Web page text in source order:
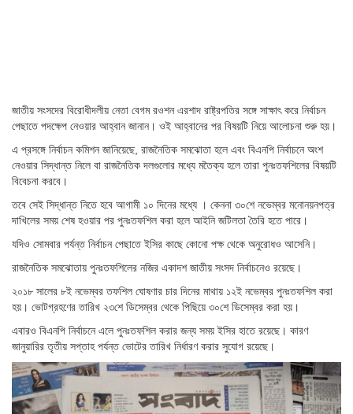
জাতীয় সংসদের বিরোধীদলীয় নেতা বেগম রওশন এরশাদ রাষ্ট্রপতির সঙ্গে সাক্ষাৎ করে নির্বাচন
পেছাতে পদক্ষেপ নেওয়ার আহ্বান জানান। ওই আহ্বানের পর বিষয়টি নিয়ে আলোচনা শুরু হয়।
এ প্রসঙ্গে নির্বাচন কমিশন জানিয়েছে, রাজনৈতিক সমঝোতা হলে এবং বিএনপি নির্বাচনে অংশ
নেওয়ার সিদ্ধান্ত নিলে বা রাজনৈতিক দলগুলোর মধ্যে মতৈক্য হলে তারা পুনঃতফশিলের বিষয়টি
বিবেচনা করবে।
তবে সেই সিদ্ধান্ত নিতে হবে আগামী ১০ দিনের মধ্যে । কেননা ৩০শে নভেম্বর মনোনয়নপত্র
দাখিলের সময় শেষ হওয়ার পর পুনঃতফশিল করা হলে আইনি জটিলতা তৈরি হতে পারে।
যদিও সোমবার পর্যন্ত নির্বাচন পেছাতে ইসির কাছে কোনো পক্ষ থেকে অনুরোধও আসেনি।
রাজনৈতিক সমঝোতায় পুনঃতফশিলের নজির একাদশ জাতীয় সংসদ নির্বাচনেও রয়েছে।
২০১৮ সালের ৮ই নভেম্বর তফশিল ঘোষণার চার দিনের মাথায় ১২ই নভেম্বর পুনঃতফশিল করা
হয়। ভোটগ্রহণের তারিখ ২৩শে ডিসেম্বর থেকে পিছিয়ে ৩০শে ডিসেম্বর করা হয়।
এবারও বিএনপি নির্বাচনে এলে পুনঃতফশিল করার জন্য সময় ইসির হাতে রয়েছে। কারণ
জানুয়ারির তৃতীয় সপ্তাহ পর্যন্ত ভোটের তারিখ নির্ধারণ করার সুযোগ রয়েছে।